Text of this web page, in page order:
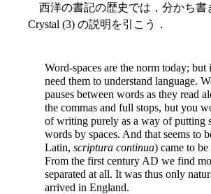
西洋の書記の歴史では，分かち書
Crystal (3) の説明を引こう．
Word-spaces are the norm today;
need them to understand language.
pauses between words as they read
the commas and full stops, but you
of writing purely as a way of putting
words by spaces. And that seems to
Latin, scriptura continua) came to
From the first century AD we find
separated at all. It was thus only
arrived in England.